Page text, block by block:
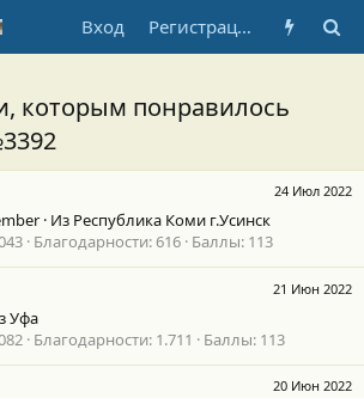
Вход Регистрация
которым понравилось
24 Июл 2022
· Из Республика Коми г.Усинск
Благодарности 616 Баллы 113
21 Июн 2022
Уфа
Благодарности 1.711 Баллы 113
20 Июн 2022